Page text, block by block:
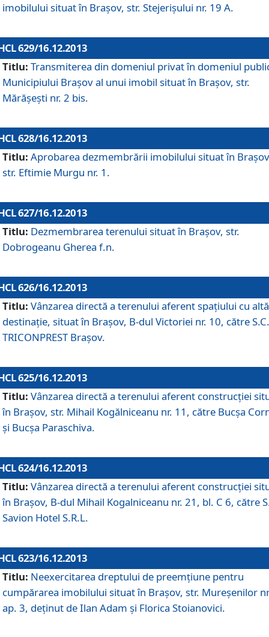
imobilului situat în Braşov, str. Stejerişului nr. 19 A.
629/16.12.2013
Titlu: Transmiterea din domeniul privat în domeniul
Municipiului Braşov al unui imobil situat în Braşov, str.
Mărăşeşti nr. 2 bis.
628/16.12.2013
Titlu: Aprobarea dezmembrării imobilului situat în
str. Eftimie Murgu nr. 1.
627/16.12.2013
Titlu: Dezmembrarea terenului situat în Braşov, str.
Dobrogeanu Gherea f.n.
626/16.12.2013
Titlu: Vânzarea directă a terenului aferent spaţiului cu altă
destinaţie, situat în Braşov, B-dul Victoriei nr. 10, către S.C.
TRICONPREST Braşov.
625/16.12.2013
Titlu: Vânzarea directă a terenului aferent construcţiei
în Braşov, str. Mihail Kogălniceanu nr. 11, către Bucşa
şi Bucşa Paraschiva.
624/16.12.2013
Titlu: Vânzarea directă a terenului aferent construcţiei
în Braşov, B-dul Mihail Kogalniceanu nr. 21, bl. C 6, către
Savion Hotel S.R.L.
623/16.12.2013
Titlu: Neexercitarea dreptului de preemţiune pentru
cumpărarea imobilului situat în Braşov, str. Mureşenilor
ap. 3, deţinut de Ilan Adam şi Florica Stoianovici.